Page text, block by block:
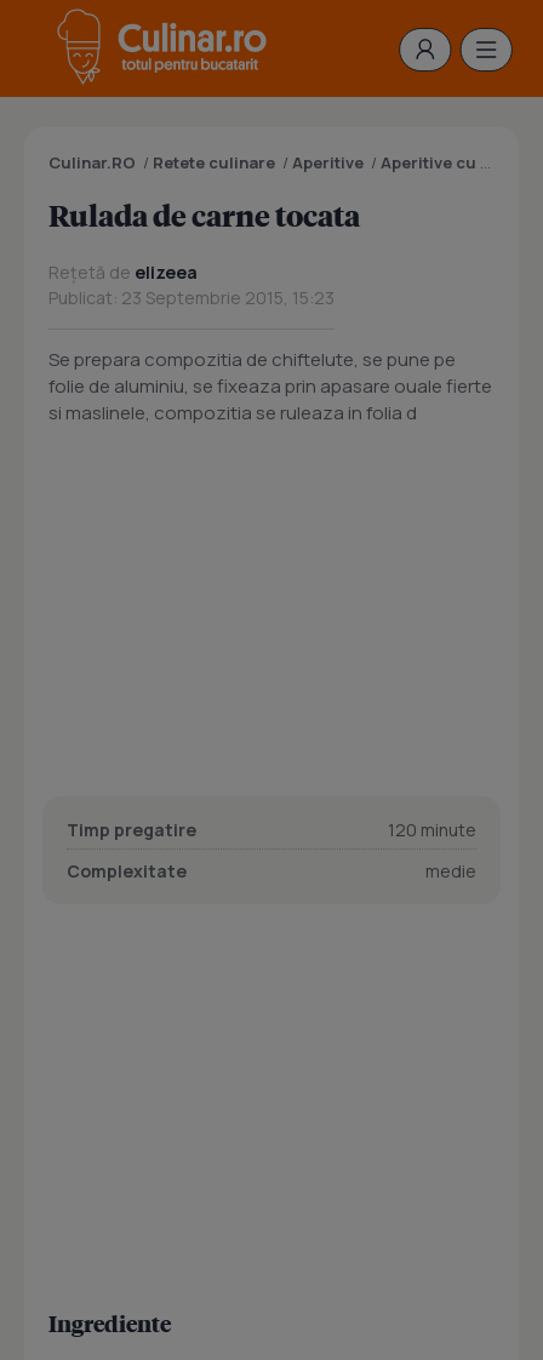
Culinar.RO / Retete culinare / Aperitive / Aperitive cu carne
Rulada de carne tocata
Rețetă de elizeea
Publicat: 23 Septembrie 2015, 15:23
Se prepara compozitia de chiftelute, se pune pe
folie de aluminiu, se fixeaza prin apasare ouale fierte
si maslinele, compozitia se ruleaza in folia d
Timp pregatire
120 minute
Complexitate
medie
Ingrediente